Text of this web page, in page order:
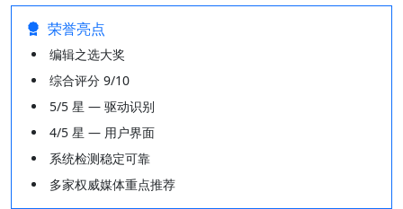
荣誉亮点
编辑之选大奖
综合评分 9/10
5/5 星 — 驱动识别
4/5 星 — 用户界面
系统检测稳定可靠
多家权威媒体重点推荐